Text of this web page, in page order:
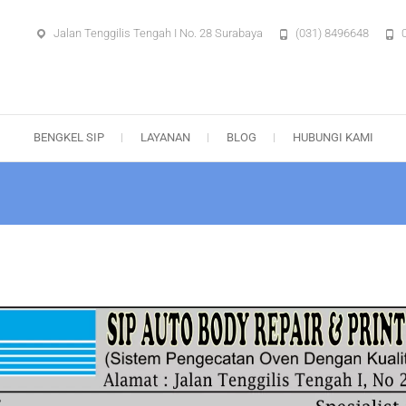
Jalan Tenggilis Tengah I No. 28 Surabaya (031) 8496648
BENGKEL SIP LAYANAN BLOG HUBUNGI KAMI